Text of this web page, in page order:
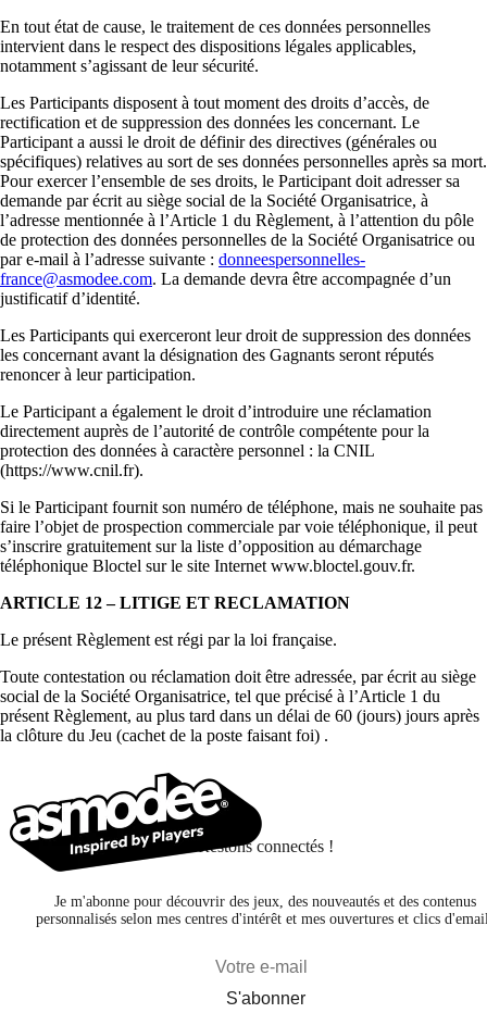
En tout état de cause, le traitement de ces données personnelles
intervient dans le respect des dispositions légales applicables,
notamment s’agissant de leur sécurité.
Les Participants disposent à tout moment des droits d’accès, de
rectification et de suppression des données les concernant. Le
Participant a aussi le droit de définir des directives (générales ou
spécifiques) relatives au sort de ses données personnelles après sa mort.
Pour exercer l’ensemble de ses droits, le Participant doit adresser sa
demande par écrit au siège social de la Société Organisatrice, à
l’adresse mentionnée à l’Article 1 du Règlement, à l’attention du pôle
de protection des données personnelles de la Société Organisatrice ou
par e-mail à l’adresse suivante : donneespersonnelles-
france@asmodee.com. La demande devra être accompagnée d’un
justificatif d’identité.
Les Participants qui exerceront leur droit de suppression des données
les concernant avant la désignation des Gagnants seront réputés
renoncer à leur participation.
Le Participant a également le droit d’introduire une réclamation
directement auprès de l’autorité de contrôle compétente pour la
protection des données à caractère personnel : la CNIL
(https://www.cnil.fr).
Si le Participant fournit son numéro de téléphone, mais ne souhaite pas
faire l’objet de prospection commerciale par voie téléphonique, il peut
s’inscrire gratuitement sur la liste d’opposition au démarchage
téléphonique Bloctel sur le site Internet www.bloctel.gouv.fr.
ARTICLE 12 – LITIGE ET RECLAMATION
Le présent Règlement est régi par la loi française.
Toute contestation ou réclamation doit être adressée, par écrit au siège
social de la Société Organisatrice, tel que précisé à l’Article 1 du
présent Règlement, au plus tard dans un délai de 60 (jours) jours après
la clôture du Jeu (cachet de la poste faisant foi) .
Restons connectés !
Je m'abonne pour découvrir des jeux, des nouveautés et des contenus
personnalisés selon mes centres d'intérêt et mes ouvertures et clics
S'abonner